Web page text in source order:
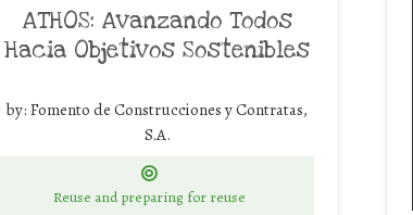
ATHOS: Avanzando Todos
Hacia Objetivos Sostenibles
by: Fomento de Construcciones y Contratas,
S.A.
Reuse and preparing for reuse